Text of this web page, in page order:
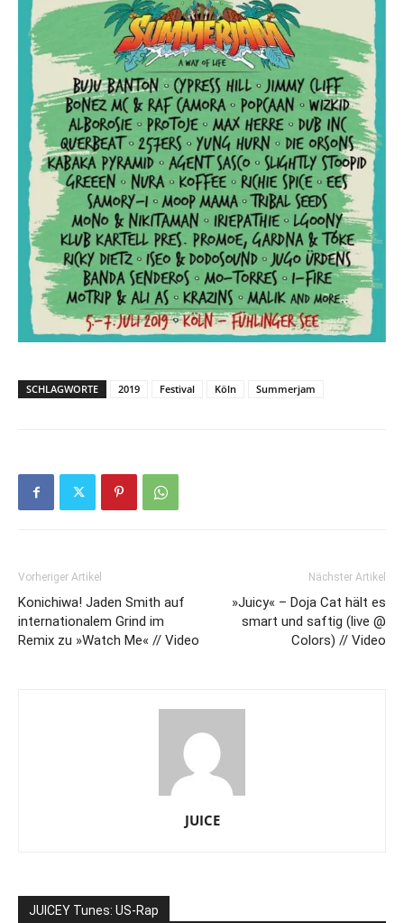
SCHLAGWORTE 2019 Festival Köln Summerjam
Vorheriger Artikel
Konichiwa! Jaden Smith auf
internationalem Grind im
Remix zu »Watch Me« // Video
Nächster Artikel
»Juicy« – Doja Cat hält es
smart und saftig (live @
Colors) // Video
JUICE
JUICEY Tunes: US-Rap